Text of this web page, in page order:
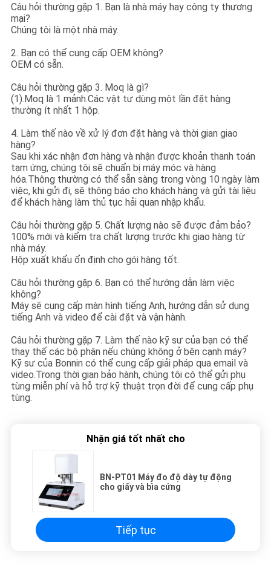
Câu hỏi thường gặp 1. Bạn là nhà máy hay công ty thương
mại?
Chúng tôi là một nhà máy.
2. Bạn có thể cung cấp OEM không?
OEM có sẵn.
Câu hỏi thường gặp 3. Moq là gì?
(1).Moq là 1 mảnh.Các vật tư dùng một lần đặt hàng
thường ít nhất 1 hộp.
4. Làm thế nào về xử lý đơn đặt hàng và thời gian giao
hàng?
Sau khi xác nhận đơn hàng và nhận được khoản thanh toán
tạm ứng, chúng tôi sẽ chuẩn bị máy móc và hàng
hóa.Thông thường có thể sẵn sàng trong vòng 10 ngày làm
việc, khi gửi đi, sẽ thông báo cho khách hàng và gửi tài liệu
để khách hàng làm thủ tục hải quan nhập khẩu.
Câu hỏi thường gặp 5. Chất lượng nào sẽ được đảm bảo?
100% mới và kiểm tra chất lượng trước khi giao hàng từ
nhà máy.
Hộp xuất khẩu ổn định cho gói hàng tốt.
Câu hỏi thường gặp 6. Bạn có thể hướng dẫn làm việc
không?
Máy sẽ cung cấp màn hình tiếng Anh, hướng dẫn sử dụng
tiếng Anh và video để cài đặt và vận hành.
Câu hỏi thường gặp 7. Làm thế nào kỹ sư của bạn có thể
thay thế các bộ phận nếu chúng không ở bên cạnh máy?
Kỹ sư của Bonnin có thể cung cấp giải pháp qua email và
video.Trong thời gian bảo hành, chúng tôi có thể gửi phụ
tùng miễn phí và hỗ trợ kỹ thuật trọn đời để cung cấp phụ
tùng.
Nhận giá tốt nhất cho
BN-PT01 Máy đo độ dày tự động
cho giấy và bìa cứng
Tiếp tục